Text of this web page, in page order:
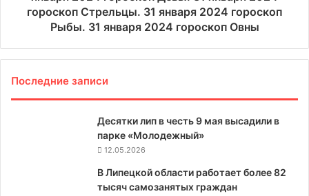
гороскоп Стрельцы. 31 января 2024 гороскоп
Рыбы. 31 января 2024 гороскоп Овны
Последние записи
Десятки лип в честь 9 мая высадили в
парке «Молодежный»
12.05.2026
В Липецкой области работает более 82
тысяч самозанятых граждан